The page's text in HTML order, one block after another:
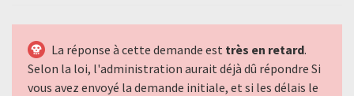
La réponse à cette demande est très en retard.
Selon la loi, l'administration aurait déjà dû répondre Si
vous avez envoyé la demande initiale, et si les délais le